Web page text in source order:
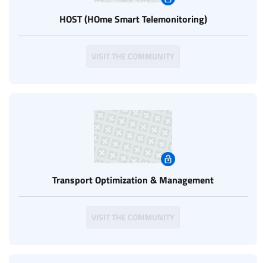
HOST (HOme Smart Telemonitoring)
VISIT THE COMMUNITY
Transport Optimization & Management
VISIT THE COMMUNITY